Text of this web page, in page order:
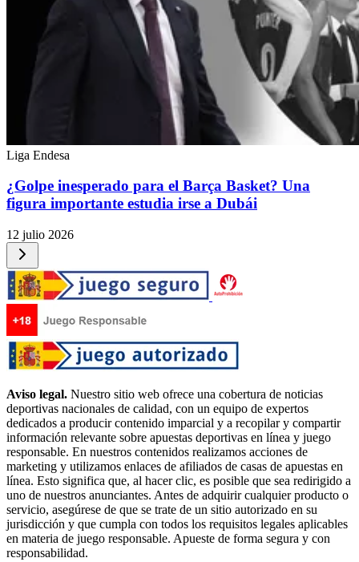
Liga Endesa
¿Golpe inesperado para el Barça Basket? Una
figura importante estudia irse a Dubái
12 julio 2026
Aviso legal. Nuestro sitio web ofrece una cobertura de noticias
deportivas nacionales de calidad, con un equipo de expertos
dedicados a producir contenido imparcial y a recopilar y compartir
información relevante sobre apuestas deportivas en línea y juego
responsable. En nuestros contenidos realizamos acciones de
marketing y utilizamos enlaces de afiliados de casas de apuestas en
línea. Esto significa que, al hacer clic, es posible que sea redirigido a
uno de nuestros anunciantes. Antes de adquirir cualquier producto o
servicio, asegúrese de que se trate de un sitio autorizado en su
jurisdicción y que cumpla con todos los requisitos legales aplicables
en materia de juego responsable. Apueste de forma segura y con
responsabilidad.